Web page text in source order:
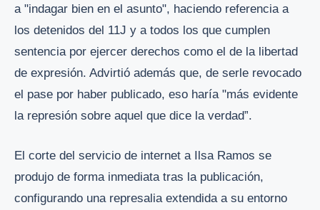
a "indagar bien en el asunto", haciendo referencia a
los detenidos del 11J y a todos los que cumplen
sentencia por ejercer derechos como el de la libertad
de expresión. Advirtió además que, de serle revocado
el pase por haber publicado, eso haría "más evidente
la represión sobre aquel que dice la verdad”.
El corte del servicio de internet a Ilsa Ramos se
produjo de forma inmediata tras la publicación,
configurando una represalia extendida a su entorno